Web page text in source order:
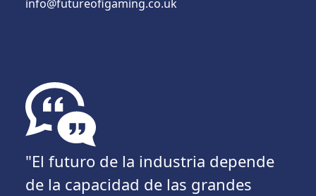
info@futureofigaming.co.uk
"El futuro de la industria depende
de la capacidad de las grandes